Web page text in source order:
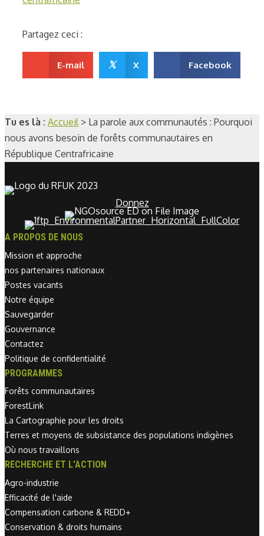
Partagez ceci :
E-mail 𝕏 X Facebook
Tu es là : Accueil > La parole aux communautés : Pourquoi
nous avons besoin de forêts communautaires en
République Centrafricaine
Donnez
A PROPOS DE NOUS
Mission et approche
nos partenaires nationaux
Postes vacants
Notre équipe
Sauvegarder
Gouvernance
Contactez
Politique de confidentialité
PROGRAMMES
Forêts communautaires
ForestLink
La Cartographie pour les droits
Terres et moyens de subsistance des populations indigènes
Où nous travaillons
RECHERCHE ET L'ACTION
Agro-industrie
Efficacité de l'aide
Compensation carbone & REDD+
Conservation & droits humains